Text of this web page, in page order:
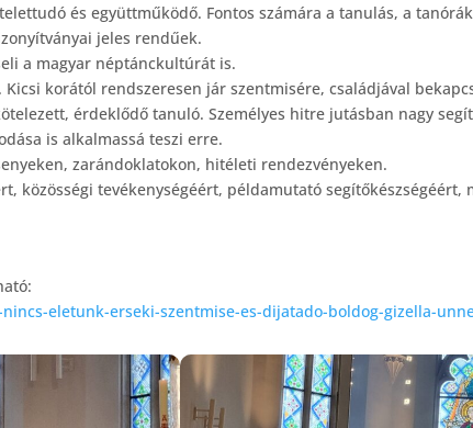
és együttműködő. Fontos számára a tanulás, a
jeles rendűek.
a magyar néptánckultúrát is.
korától rendszeresen jár szentmisére, családjával
érdeklődő tanuló. Személyes hitre jutásban nagy
is alkalmassá teszi erre.
zarándoklatokon, hitéleti rendezvényeken.
közösségi tevékenységéért, példamutató segítőkészségéért,
eletunk-erseki-szentmise-es-dijatado-boldog-gizella-